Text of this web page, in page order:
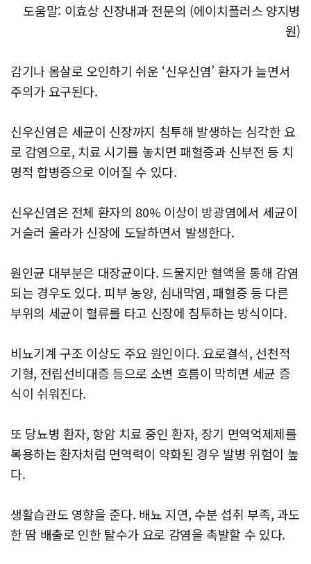
도움말: 이효상 신장내과 전문의 (에이치플러스 양지병
원)
감기나 몸살로 오인하기 쉬운 ‘신우신염’ 환자가 늘면서
주의가 요구된다.
신우신염은 세균이 신장까지 침투해 발생하는 심각한 요
로 감염으로, 치료 시기를 놓치면 패혈증과 신부전 등 치
명적 합병증으로 이어질 수 있다.
신우신염은 전체 환자의 80% 이상이 방광염에서 세균이
거슬러 올라가 신장에 도달하면서 발생한다.
원인균 대부분은 대장균이다. 드물지만 혈액을 통해 감염
되는 경우도 있다. 피부 농양, 심내막염, 패혈증 등 다른
부위의 세균이 혈류를 타고 신장에 침투하는 방식이다.
비뇨기계 구조 이상도 주요 원인이다. 요로결석, 선천적
기형, 전립선비대증 등으로 소변 흐름이 막히면 세균 증
식이 쉬워진다.
또 당뇨병 환자, 항암 치료 중인 환자, 장기 면역억제제를
복용하는 환자처럼 면역력이 약화된 경우 발병 위험이 높
다.
생활습관도 영향을 준다. 배뇨 지연, 수분 섭취 부족, 과도
한 땀 배출로 인한 탈수가 요로 감염을 촉발할 수 있다.